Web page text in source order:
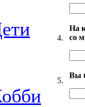
4.
На
со
5.
Вы